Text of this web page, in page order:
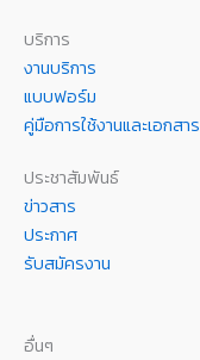
บริการ
งานบริการ
แบบฟอร์ม
คู่มือการใช้งานและเอกสาร
ประชาสัมพันธ์
ข่าวสาร
ประกาศ
รับสมัครงาน
อื่นๆ